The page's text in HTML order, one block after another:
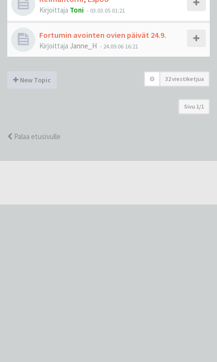
Kirjoittaja Toni - 03.03.05 01:21
Fortumin avointen ovien päivät 24.9.
Kirjoittaja Janne_H - 24.09.06 16:21
New Topic 32 viestiketjua
Sivu 1/1
Palaa etusivulle